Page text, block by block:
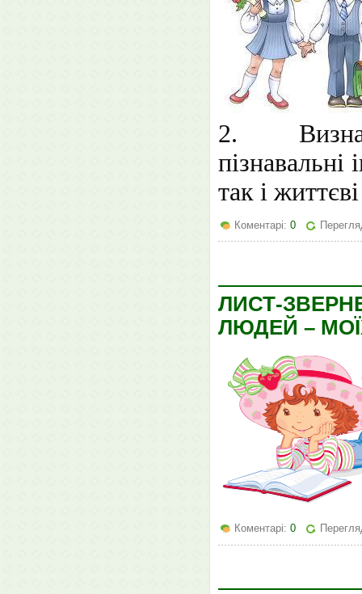
2.
так і
Коментарі: 0
ЛИСТ-
ЛЮДЕЙ –
Коментарі: 0